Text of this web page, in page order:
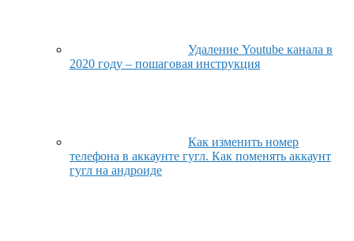
Удаление Youtube канала в
2020 году – пошаговая инструкция
Как изменить номер
телефона в аккаунте гугл. Как поменять аккаунт
гугл на андроиде